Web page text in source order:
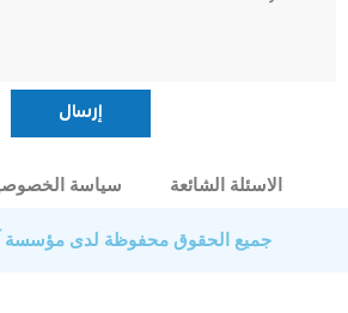
الاسئلة الشائعة سياسة الخصوصية
جميع الحقوق محفوظة لدى مؤسسة آل مطلق